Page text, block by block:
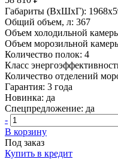
Габариты (ВхШхГ):
Общий объем, л: 367
Объем холодильной
Объем морозильной
Количество полок: 4
Класс
Количество отделений
Гарантия: 3 года
Новинка: да
Спецпредложение: да
-
В корзину
Под заказ
Купить в кредит